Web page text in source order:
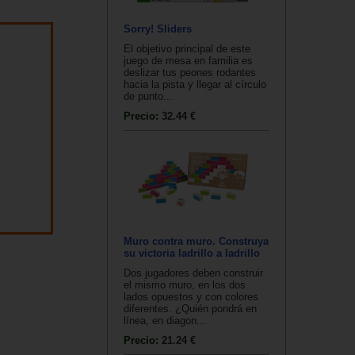
Sorry! Sliders
El objetivo principal de este
juego de mesa en familia es
deslizar tus peones rodantes
hacia la pista y llegar al círculo
de punto...
Precio: 32.44 €
Muro contra muro. Construya
su victoria ladrillo a ladrillo
Dos jugadores deben construir
el mismo muro, en los dos
lados opuestos y con colores
diferentes. ¿Quién pondrá en
línea, en diagon...
Precio: 21.24 €